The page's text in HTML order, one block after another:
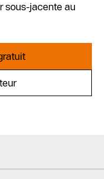
sous-jacente au